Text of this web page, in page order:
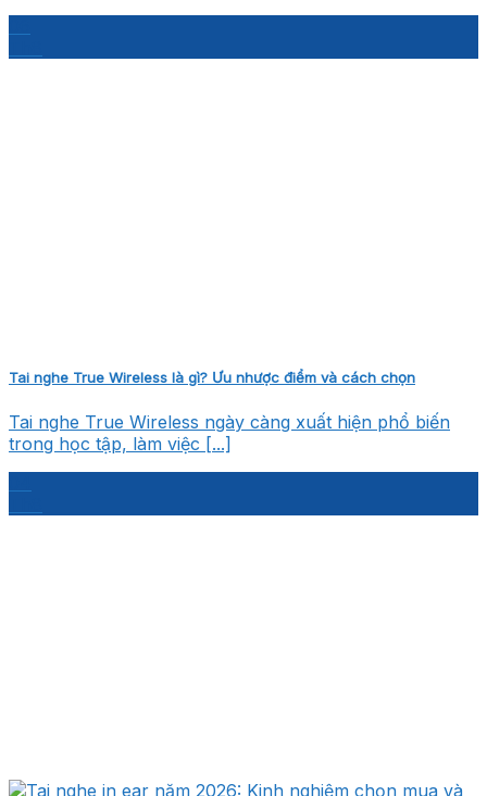
Tai nghe True Wireless là gì? Ưu nhược điểm và cách chọn
Tai nghe True Wireless ngày càng xuất hiện phổ biến
trong học tập, làm việc [...]